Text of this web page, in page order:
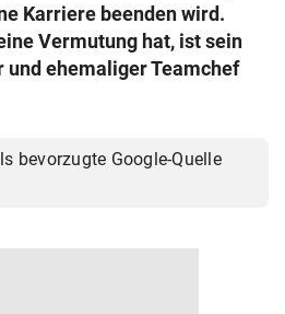
Karriere beenden wird.
Vermutung hat, ist sein
und ehemaliger Teamchef
bevorzugte Google-Quelle